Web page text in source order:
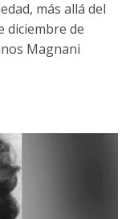
más allá del
diciembre de
Magnani